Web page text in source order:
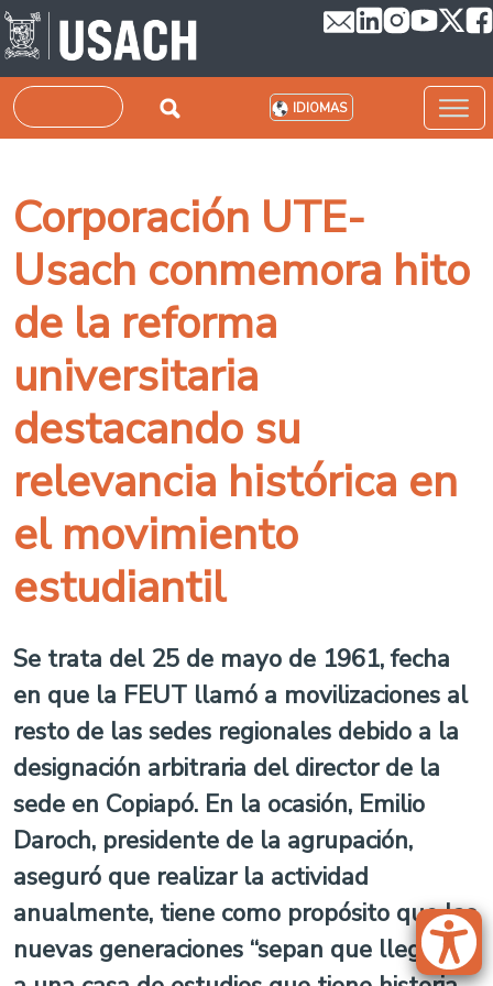
Pasar al contenido principal
Buscar IDIOMAS
Corporación UTE-
Usach conmemora hito
de la reforma
universitaria
destacando su
relevancia histórica en
el movimiento
estudiantil
Se trata del 25 de mayo de 1961, fecha
en que la FEUT llamó a movilizaciones al
resto de las sedes regionales debido a la
designación arbitraria del director de la
sede en Copiapó. En la ocasión, Emilio
Daroch, presidente de la agrupación,
aseguró que realizar la actividad
anualmente, tiene como propósito que las
nuevas generaciones “sepan que llegaron